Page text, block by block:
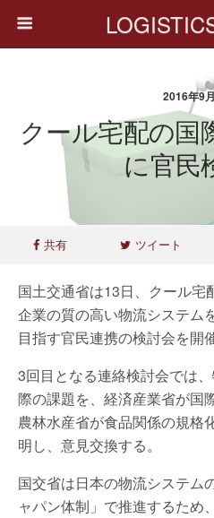
2016年9
クール宅配の国
に官民
共有 ツイート
国土交通省は13日、クール宅
企業の質の高い物流システム
目指す官民連携の検討会を開
3回目となる連絡検討会では
際の課題を、経済産業省が国
農林水産省が食品関係の規格
明し、意見交換する。
国交省は日本の物流システム
ャパン体制」で推進するため